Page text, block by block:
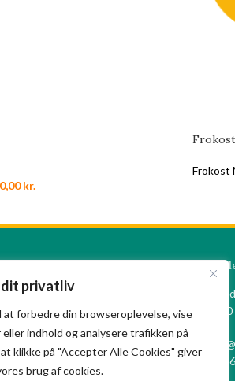
privatliv
forbedre din browseroplevelse, vise
indhold og analysere trafikken på
klikke på "Accepter Alle Cookies" giver
brug af cookies.
kr.
Frokost
+45